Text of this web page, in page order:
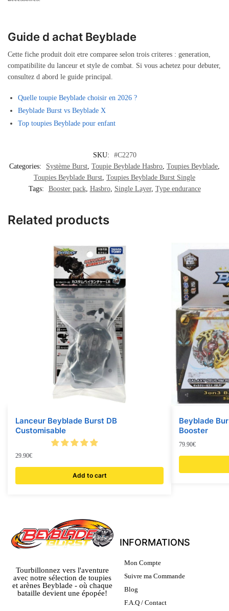
Guide d achat Beyblade
Cette fiche produit doit etre comparee selon trois criteres : generation,
compatibilite du lanceur et style de combat. Si vous achetez pour debuter,
consultez d abord le guide principal.
Quelle toupie Beyblade choisir en 2026 ?
Beyblade Burst vs Beyblade X
Top toupies Beyblade pour enfant
SKU:
#C2270
Categories:
Système Burst Toupie Beyblade Hasbro Toupies Beyblade
Toupies Beyblade Burst Toupies Beyblade Burst Single
Tags:
Booster pack, Hasbro, Single Layer, Type endurance
Related products
Lanceur Beyblade Burst DB
Customisable
29.90€
Add to cart
Beyblade
Booster
79.90€
Tourbillonnez vers l'aventure
avec notre sélection de toupies
et arènes Beyblade - où chaque
bataille devient une épopée!
INFORMATIONS
Mon Compte
Suivre ma Commande
Blog
F.A.Q / Contact